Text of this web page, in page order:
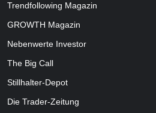
Trendfollowing Magazin
GROWTH Magazin
Nebenwerte Investor
The Big Call
Stillhalter-Depot
Die Trader-Zeitung